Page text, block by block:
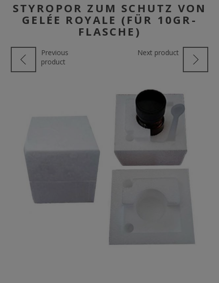
STYROPOR ZUM SCHUTZ VON
GELÉE ROYALE (FÜR 10GR-
FLASCHE)
Previous
product
Next product